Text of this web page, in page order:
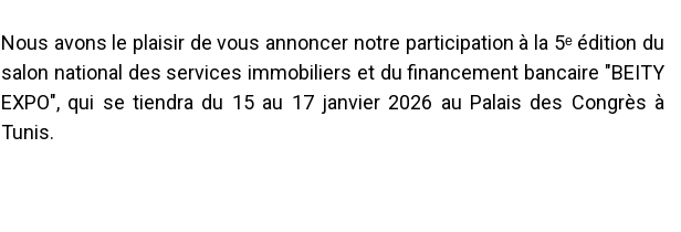
Nous avons le plaisir de vous annoncer notre participation à la 5ᵉ édition du
salon national des services immobiliers et du financement bancaire "BEITY
EXPO", qui se tiendra du 15 au 17 janvier 2026 au Palais des Congrès à
Tunis.